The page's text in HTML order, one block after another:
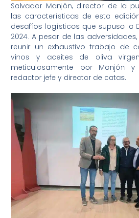
Salvador Manjón, director de la
las características de esta
desafíos logísticos que supuso la
2024. A pesar de las
reunir un exhaustivo trabajo de
vinos y aceites de oliva
meticulosamente por Manjón y
redactor jefe y director de catas.